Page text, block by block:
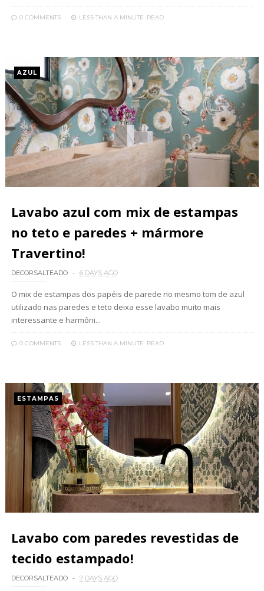
0 COMMENTS LESS THAN A MINUTE READ
AZUL
Lavabo azul com mix de estampas
no teto e paredes + mármore
Travertino!
DECORSALTEADO 6 DAYS AGO
O mix de estampas dos papéis de parede no mesmo tom de azul
utilizado nas paredes e teto deixa esse lavabo muito mais
interessante e harmôni...
0 COMMENTS LESS THAN A MINUTE READ
ESTAMPAS
Lavabo com paredes revestidas de
tecido estampado!
DECORSALTEADO 7 DAYS AGO